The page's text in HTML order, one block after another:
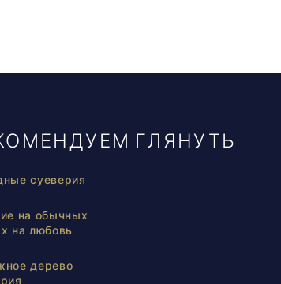
ГЛЯНУТЬ
суеверия
на обычных
на любовь
дерево